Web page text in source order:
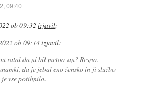
09:40
ob 09:32 izjavil:
ob 09:14izjavil:
ratal da ni bil metoo-an? Resno.
da je jebal eno žensko in ji službo
vse potihnilo.